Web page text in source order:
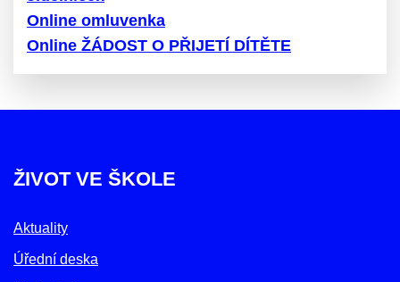
Online omluvenka
Online ŽÁDOST O PŘIJETÍ DÍTĚTE
ŽIVOT VE ŠKOLE
Aktuality
Úřední deska